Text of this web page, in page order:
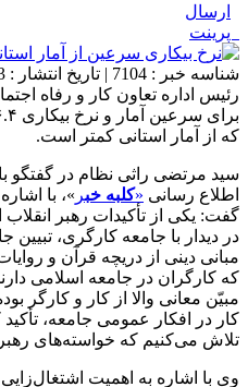
ارسال
پرینت
شناسه خبر : 7104 | تاریخ انتشار : 03 می 2024 - 9:13 |
رئیس اداره تعاون کار و رفاه
که از آمار استانی کمتر است.
سید مرتضی راثی نظام در گفتگو
اطلاع رسانی «کلبه خبر »، با
گفت: یکی از تأکیدات رهبر
در دیدار با جامعه کارگری،
مبانی دینی از دریچه قرآن و
که کارگران در جامعه اسلامی
مبیّن معانی والا از کار و کارگر
کار در افکار عمومی جامعه، تأکید
تلاش می‌کنیم که خواسته‌های
وی با اشاره به اهمیت